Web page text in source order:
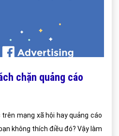
chặn quảng cáo
mạng xã hội hay quảng cáo
không thích điều đó? Vậy làm